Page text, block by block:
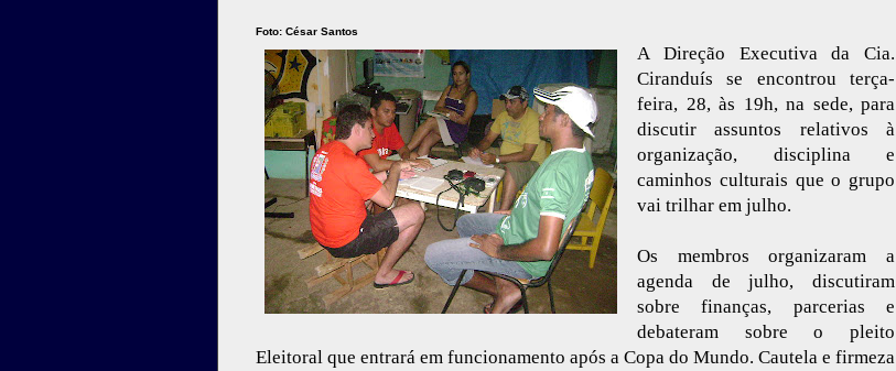
Foto: César Santos
A Direção Executiva da Cia.
Ciranduís se encontrou terça-
feira, 28, às 19h, na sede, para
discutir assuntos relativos à
organização, disciplina e
caminhos culturais que o grupo
vai trilhar em julho.
Os membros organizaram a
agenda de julho, discutiram
sobre finanças, parcerias e
debateram sobre o pleito
Eleitoral que entrará em funcionamento após a Copa do Mundo. Cautela e firmeza